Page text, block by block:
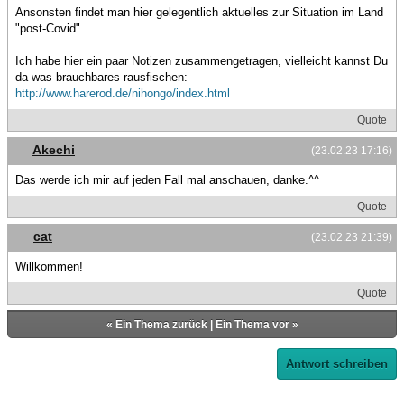
Ansonsten findet man hier gelegentlich aktuelles zur Situation im Land
"post-Covid".
Ich habe hier ein paar Notizen zusammengetragen, vielleicht kannst Du
da was brauchbares rausfischen:
http://www.harerod.de/nihongo/index.html
Quote
(23.02.23 17:16)
Akechi
Das werde ich mir auf jeden Fall mal anschauen, danke.^^
Quote
(23.02.23 21:39)
cat
Willkommen!
Quote
« Ein Thema zurück| Ein Thema vor»
Antwort schreiben